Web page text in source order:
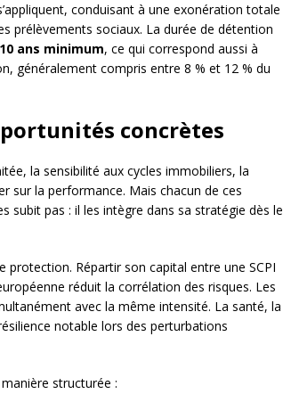
conduisant à une exonération totale
prélèvements sociaux. La durée de détention
ans minimum, ce qui correspond aussi à
généralement compris entre 8 % et 12 % du
concrètes
la sensibilité aux cycles immobiliers, la
sur la performance. Mais chacun de ces
subit pas : il les intègre dans sa stratégie dès le
protection. Répartir son capital entre une SCPI
réduit la corrélation des risques. Les
avec la même intensité. La santé, la
notable lors des perturbations
structurée :